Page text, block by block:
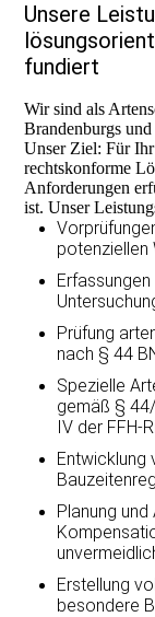
Unsere
fundiert
Wir sind als
Brandenburgs
Unser Ziel: Für
rechtskonforme
Anforderungen
ist. Unser
potenziellen
Prüfung
nach § 44
Spezielle
gemäß §
IV der FFH-
Entwicklung
Planung
Erstellung
besondere